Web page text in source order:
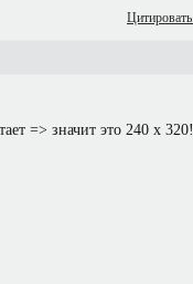
Цитировать
=> значит это 240 x 320!